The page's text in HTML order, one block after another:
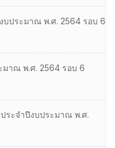
บประมาณ พ.ศ. 2564 รอบ 6
มาณ พ.ศ. 2564 รอบ 6
ระจำปีงบประมาณ พ.ศ.